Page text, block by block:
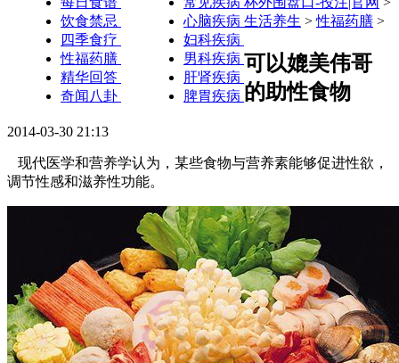
饮食禁忌
四季食疗
性福药膳
精华回答
奇闻八卦
心脑疾病
妇科疾病
男科疾病
肝肾疾病
脾胃疾病
生活养生 >性福药膳 >
可以媲美伟哥
的助性食物
2014-03-30 21:13
现代医学和营养学认为，某些食物与营养素能够促进性欲，
调节性感和滋养性功能。